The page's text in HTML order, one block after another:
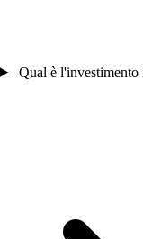
Qual è l'investimento